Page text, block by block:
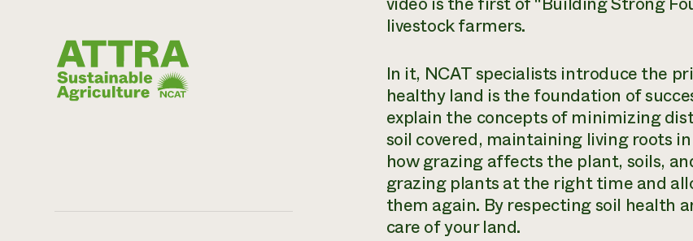
livestock farmers.
In it, NCAT specialists introduce the
healthy land is the foundation of
explain the concepts of minimizing
soil covered, maintaining living roots
how grazing affects the plant, soils,
grazing plants at the right time and
them again. By respecting soil health
care of your land.